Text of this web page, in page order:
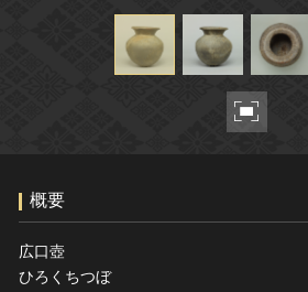
このサ
関連サ
サイト
サイト
文化遺産データベース
国指定文化財等データベース
概要
広口壺
ひろくちつぼ